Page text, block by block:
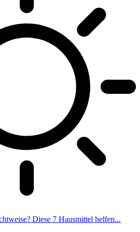
Diese 7 Hausmittel helfen...